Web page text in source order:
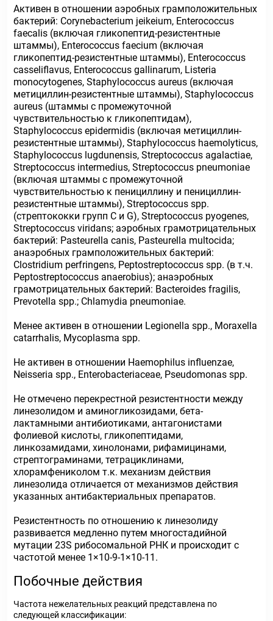
Активен в отношении аэробных грамположительных
бактерий: Corynebacterium jeikeium, Enterococcus
faecalis (включая гликопептид-резистентные
штаммы), Enterococcus faecium (включая
гликопептид-резистентные штаммы), Enterococcus
casseliflavus, Enterococcus gallinarum, Listeria
monocytogenes, Staphylococcus aureus (включая
метициллин-резистентные штаммы), Staphylococcus
aureus (штаммы с промежуточной
чувствительностью к гликопептидам),
Staphylococcus epidermidis (включая метициллин-
резистентные штаммы), Staphylococcus haemolyticus,
Staphylococcus lugdunensis, Streptococcus agalactiae,
Streptococcus intermedius, Streptococcus pneumoniae
(включая штаммы с промежуточной
чувствительностью к пенициллину и пенициллин-
резистентные штаммы), Streptococcus spp.
(стрептококки групп C и G), Streptococcus pyogenes,
Streptococcus viridans; аэробных грамотрицательных
бактерий: Pasteurella canis, Pasteurella multocida;
анаэробных грамположительных бактерий:
Clostridium perfringens, Peptostreptococcus spp. (в т.ч.
Peptostreptococcus anaerobius); анаэробных
грамотрицательных бактерий: Bacteroides fragilis,
Prevotella spp.; Chlamydia pneumoniae.
Менее активен в отношении Legionella spp., Moraxella
catarrhalis, Mycoplasma spp.
Не активен в отношении Haemophilus influenzae,
Neisseria spp., Enterobacteriaceae, Pseudomonas spp.
Не отмечено перекрестной резистентности между
линезолидом и аминогликозидами, бета-
лактамными антибиотиками, антагонистами
фолиевой кислоты, гликопептидами,
линкозамидами, хинолонами, рифамицинами,
стрептограминами, тетрациклинами,
хлорамфениколом т.к. механизм действия
линезолида отличается от механизмов действия
указанных антибактериальных препаратов.
Резистентность по отношению к линезолиду
развивается медленно путем многостадийной
мутации 23S рибосомальной РНК и происходит с
частотой менее 1×10-9-1×10-11.
Побочные действия
Частота нежелательных реакций представлена по
следующей классификации: